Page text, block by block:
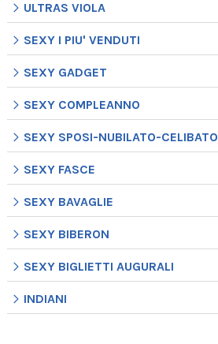
ULTRAS VIOLA
SEXY I PIU' VENDUTI
SEXY GADGET
SEXY COMPLEANNO
SEXY SPOSI-NUBILATO-CELIBATO
SEXY FASCE
SEXY BAVAGLIE
SEXY BIBERON
SEXY BIGLIETTI AUGURALI
INDIANI